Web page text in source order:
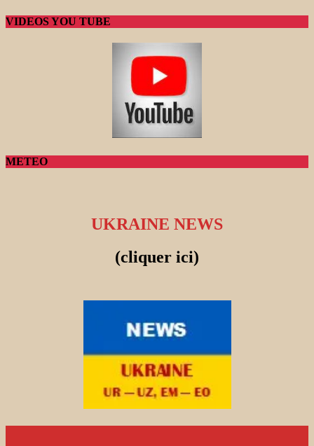
VIDEOS YOU TUBE
METEO
UKRAINE NEWS
(cliquer ici)